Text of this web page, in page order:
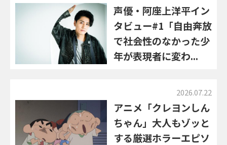
声優・阿座上洋平イン
タビュー#1「自由奔放
で社会性のなかった少
年が表現者に変わ...
2026.07.22
アニメ「クレヨンしん
ちゃん」大人もゾッと
する厳選ホラーエピソ